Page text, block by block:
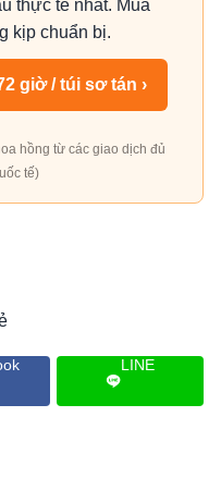
thực tế nhất. Mua
kịp chuẩn bị.
giờ / túi sơ tán ›
hồng từ các giao dịch đủ
tế)
LINE